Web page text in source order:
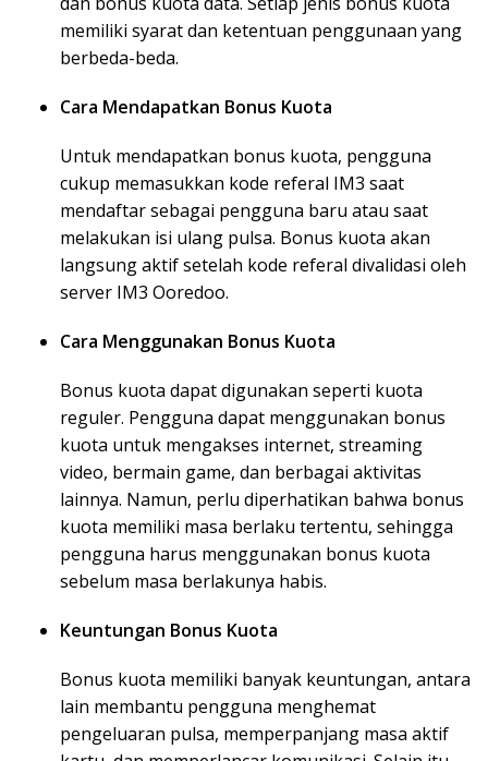
memiliki syarat dan ketentuan penggunaan yang
berbeda-beda.
Cara Mendapatkan Bonus Kuota
Untuk mendapatkan bonus kuota, pengguna
cukup memasukkan kode referal IM3 saat
mendaftar sebagai pengguna baru atau saat
melakukan isi ulang pulsa. Bonus kuota akan
langsung aktif setelah kode referal divalidasi oleh
server IM3 Ooredoo.
Cara Menggunakan Bonus Kuota
Bonus kuota dapat digunakan seperti kuota
reguler. Pengguna dapat menggunakan bonus
kuota untuk mengakses internet, streaming
video, bermain game, dan berbagai aktivitas
lainnya. Namun, perlu diperhatikan bahwa bonus
kuota memiliki masa berlaku tertentu, sehingga
pengguna harus menggunakan bonus kuota
sebelum masa berlakunya habis.
Keuntungan Bonus Kuota
Bonus kuota memiliki banyak keuntungan, antara
lain membantu pengguna menghemat
pengeluaran pulsa, memperpanjang masa aktif